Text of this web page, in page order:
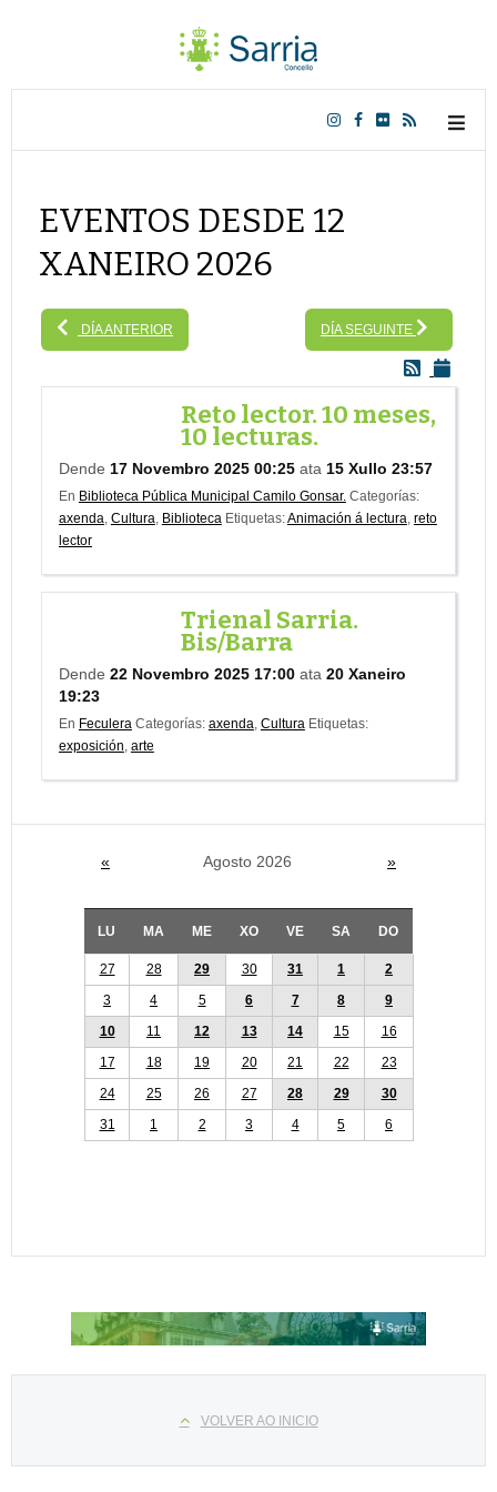
EVENTOS DESDE 12
XANEIRO 2026
DÍA ANTERIOR DÍA SEGUINTE
Reto lector. 10 meses,
10 lecturas.
Dende 17 Novembro 2025 00:25 ata 15 Xullo 23:57
En Biblioteca Pública Municipal Camilo Gonsar. Categorías:
axenda, Cultura, Biblioteca Etiquetas:Animación á lectura, reto
lector
Trienal Sarria.
Bis/Barra
Dende 22 Novembro 2025 17:00 ata 20 Xaneiro
19:23
En Feculera Categorías: axenda, Cultura Etiquetas:
exposición, arte
« Agosto 2026 »
LU MA ME XO VE SA DO
27 28 29 30 31 1
2
3
4 5 6 7 8
9
10
11 12 13 14 15
16
17
18 19 20 21 22
23
24
25 26 27 28 29
30
31
1 2 3 4 5 6
VOLVER AO INICIO